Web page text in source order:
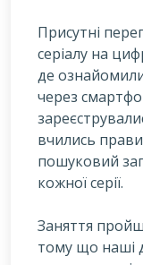
Присутні
серіалу на
де
через
вчились
пошуковий
кожної серії.
Заняття
тому що наші